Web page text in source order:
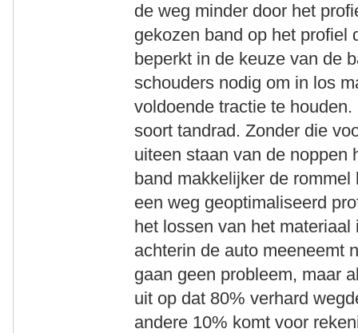
de weg minder door het
gekozen band op het profiel
beperkt in de keuze van de
schouders nodig om in los
voldoende tractie te
soort tandrad. Zonder die
uiteen staan van de noppen
band makkelijker de
een weg geoptimaliseerd
het lossen van het
achterin de auto meeneemt
gaan geen probleem, maar
uit op dat 80% verhard
andere 10% komt voor